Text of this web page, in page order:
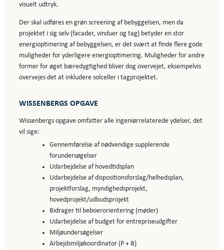
visuelt udtryk.
Der skal udføres en grøn screening af bebyggelsen, men da
projektet i sig selv (facader, vinduer og tag) betyder en stor
energioptimering af bebyggelsen, er det svært at finde flere gode
muligheder for yderligere energioptimering. Muligheder for andre
former for øget bæredygtighed bliver dog overvejet, eksempelvis
overvejes det at inkludere solceller i tagprojektet.
WISSENBERGS OPGAVE
Wissenbergs opgave omfatter alle ingeniørrelaterede ydelser, det
vil sige:
Gennemførelse af nødvendige supplerende
forundersøgelser
Udarbejdelse af hovedtidsplan
Udarbejdelse af dispositionsforslag/helhedsplan,
projektforslag, myndighedsprojekt,
hovedprojekt/udbudsprojekt
Bidrager til beboerorientering (møder)
Udarbejdelse af budget for entrepriseudgifter
Miljøundersøgelser
Arbejdsmiljøkoordinator (P + B)